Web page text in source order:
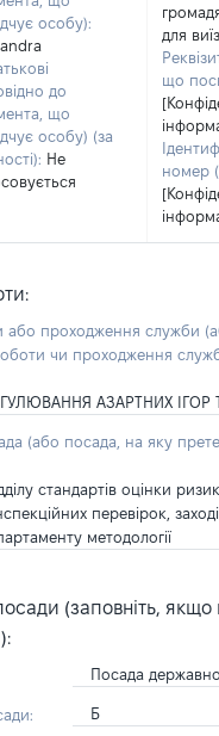
особу):
до
що
особу) (за
Не
для
що
номер
або проходження служби
чи проходження
АЗАРТНИХ ІГОР
(або посада, на яку
стандартів оцінки
перевірок,
методології
(заповніть, якщо
Посада
Б